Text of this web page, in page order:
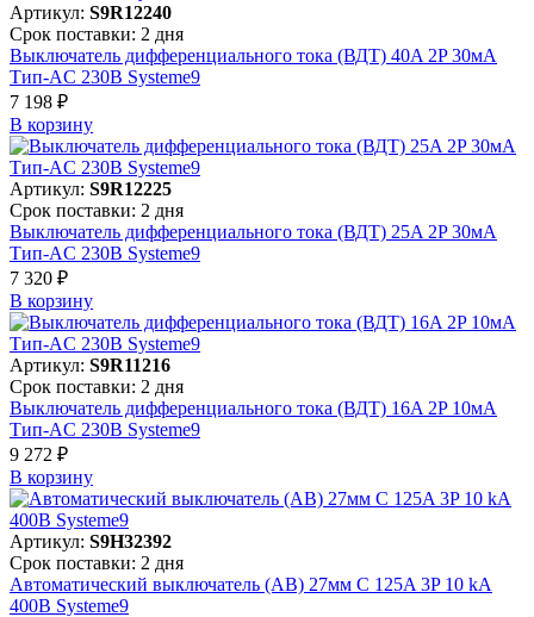
Артикул: S9R12240
Срок поставки: 2 дня
Выключатель дифференциального тока (ВДТ) 40A 2P 30мА
Тип-AC 230В Systeme9
7 198 ₽
В корзинy
Артикул: S9R12225
Срок поставки: 2 дня
Выключатель дифференциального тока (ВДТ) 25A 2P 30мА
Тип-AC 230В Systeme9
7 320 ₽
В корзинy
Артикул: S9R11216
Срок поставки: 2 дня
Выключатель дифференциального тока (ВДТ) 16A 2P 10мА
Тип-AC 230В Systeme9
9 272 ₽
В корзинy
Артикул: S9H32392
Срок поставки: 2 дня
Автоматический выключатель (АВ) 27мм C 125A 3P 10 kA
400В Systeme9